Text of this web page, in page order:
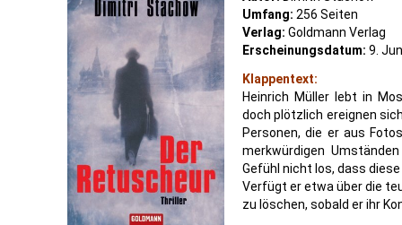
Umfang: 256 Seiten
Verlag: Goldmann Verlag
Erscheinungsdatum: 9.
Klappentext:
Heinrich Müller lebt in
doch plötzlich ereignen
Personen, die er aus
merkwürdigen
Gefühl nicht los, dass
Verfügt er etwa über die
zu löschen, sobald er ihr